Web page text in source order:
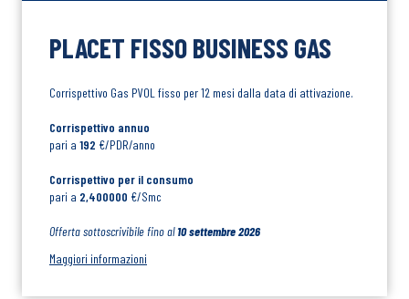
PLACET FISSO BUSINESS GAS
Corrispettivo Gas PVOL fisso per 12 mesi dalla data di attivazione.
Corrispettivo annuo
pari a 192 €/PDR/anno
Corrispettivo per il consumo
pari a 2,400000 €/Smc
Offerta sottoscrivibile fino al10 settembre 2026
Maggiori informazioni